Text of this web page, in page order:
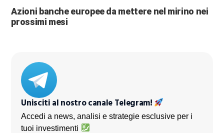
Azioni banche europee da mettere nel mirino nei
prossimi mesi
Unisciti al nostro canale Telegram!
Accedi a news, analisi e strategie esclusive per i
tuoi investimenti